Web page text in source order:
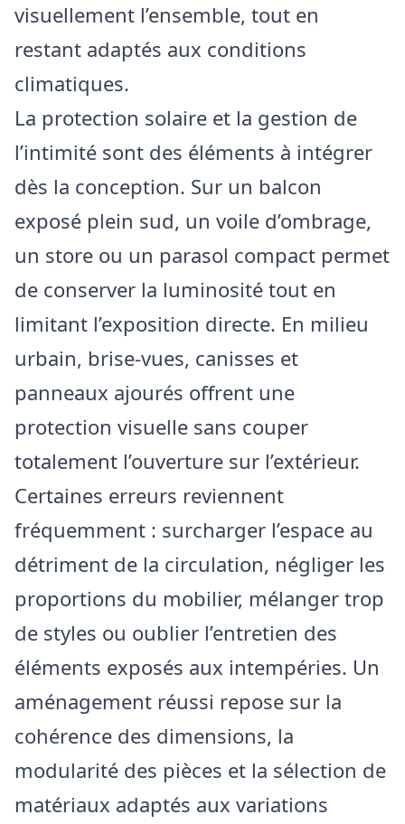
visuellement l’ensemble, tout en
restant adaptés aux conditions
climatiques.
La protection solaire et la gestion de
l’intimité sont des éléments à intégrer
dès la conception. Sur un balcon
exposé plein sud, un voile d’ombrage,
un store ou un parasol compact permet
de conserver la luminosité tout en
limitant l’exposition directe. En milieu
urbain, brise-vues, canisses et
panneaux ajourés offrent une
protection visuelle sans couper
totalement l’ouverture sur l’extérieur.
Certaines erreurs reviennent
fréquemment : surcharger l’espace au
détriment de la circulation, négliger les
proportions du mobilier, mélanger trop
de styles ou oublier l’entretien des
éléments exposés aux intempéries. Un
aménagement réussi repose sur la
cohérence des dimensions, la
modularité des pièces et la sélection de
matériaux adaptés aux variations